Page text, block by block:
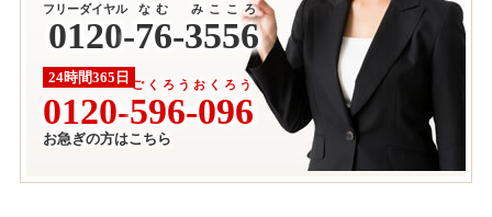
0120
フリーダイヤル
-76-3556
なむ みこころ
24時間365日
0120-596-096
ごくろうおくろう
お急ぎの方はこちら